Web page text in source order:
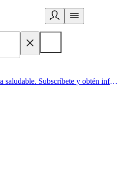
Acá comienza un estilo de vida saludable. Subscríbete y obtén información de primera mano